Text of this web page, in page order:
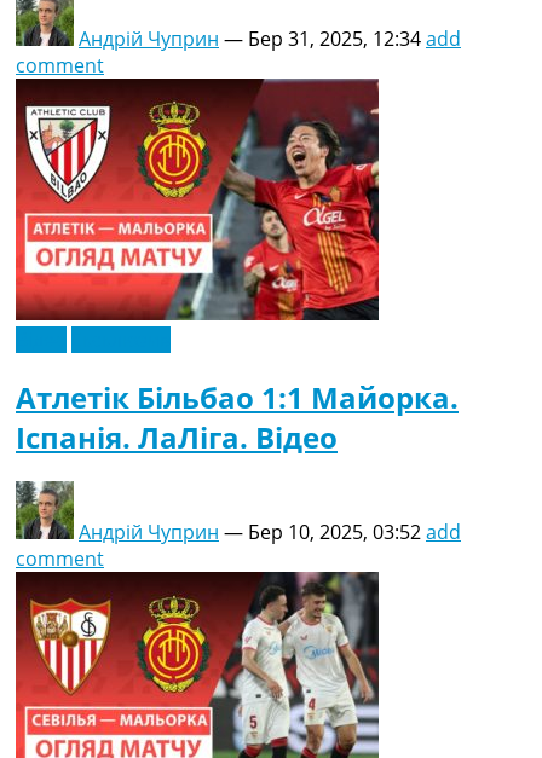
Андрій Чуприн — Бер 31, 2025, 12:34add
comment
Атлетік Більбао 1:1 Майорка.
Іспанія. ЛаЛіга. Відео
Андрій Чуприн — Бер 10, 2025, 03:52add
comment